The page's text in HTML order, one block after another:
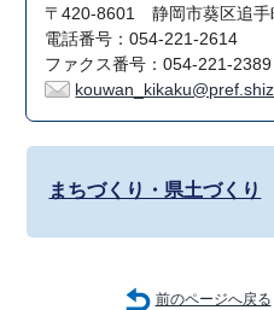
〒420-8601 静岡市葵区追手
電話番号：054-221-2614
ファクス番号：054-221-2389
まちづくり・県土づくり
前のページへ戻る